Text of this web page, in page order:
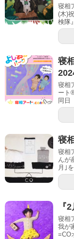
寝相
(木)
検隊
寝
寝相
ート
同日
寝
寝相
んが
月｣
『
寝相
我が
=CO